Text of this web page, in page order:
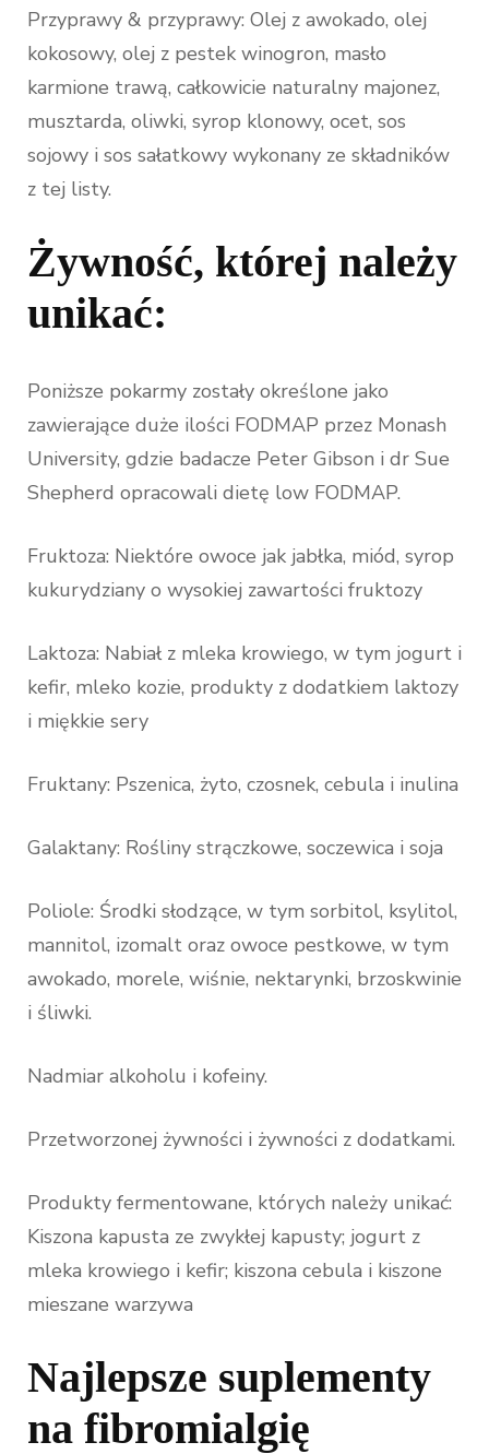
Przyprawy & przyprawy: Olej z awokado, olej
kokosowy, olej z pestek winogron, masło
karmione trawą, całkowicie naturalny majonez,
musztarda, oliwki, syrop klonowy, ocet, sos
sojowy i sos sałatkowy wykonany ze składników
z tej listy.
Żywność, której należy
unikać:
Poniższe pokarmy zostały określone jako
zawierające duże ilości FODMAP przez Monash
University, gdzie badacze Peter Gibson i dr Sue
Shepherd opracowali dietę low FODMAP.
Fruktoza: Niektóre owoce jak jabłka, miód, syrop
kukurydziany o wysokiej zawartości fruktozy
Laktoza: Nabiał z mleka krowiego, w tym jogurt i
kefir, mleko kozie, produkty z dodatkiem laktozy
i miękkie sery
Fruktany: Pszenica, żyto, czosnek, cebula i inulina
Galaktany: Rośliny strączkowe, soczewica i soja
Poliole: Środki słodzące, w tym sorbitol, ksylitol,
mannitol, izomalt oraz owoce pestkowe, w tym
awokado, morele, wiśnie, nektarynki, brzoskwinie
i śliwki.
Nadmiar alkoholu i kofeiny.
Przetworzonej żywności i żywności z dodatkami.
Produkty fermentowane, których należy unikać:
Kiszona kapusta ze zwykłej kapusty; jogurt z
mleka krowiego i kefir; kiszona cebula i kiszone
mieszane warzywa
Najlepsze suplementy
na fibromialgię